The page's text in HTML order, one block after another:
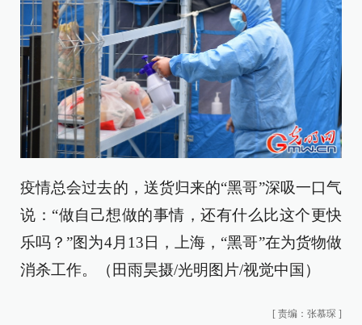
疫情总会过去的，送货归来的“黑哥”深吸一口气
说：“做自己想做的事情，还有什么比这个更快
乐吗？”图为4月13日，上海，“黑哥”在为货物做
消杀工作。（田雨昊摄/光明图片/视觉中国）
[ 责编：张慕琛 ]